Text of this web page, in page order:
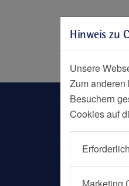
Zum Seitenende springen
Menü
Nachrichten
Hinweis zu
Unsere
Zum anderen
Besuchern
Cookies auf